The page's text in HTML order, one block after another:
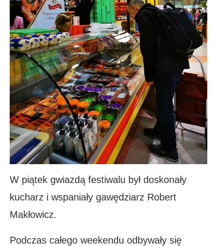
W piątek gwiazdą festiwalu był doskonały
kucharz i wspaniały gawędziarz Robert
Makłowicz.
Podczas całego weekendu odbywały się